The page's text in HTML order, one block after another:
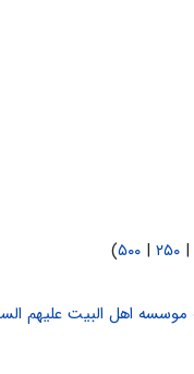
| ۲۵۰ | ۵۰۰)